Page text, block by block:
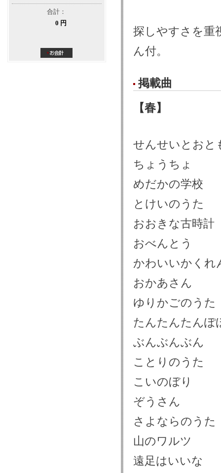
合計：
0 円
探しやすさを重
ん付。
掲載曲
【春】
せんせいとおと
ちょうちょ
めだかの学校
とけいのうた
おおきな古時計
おべんとう
かわいいかくれ
おかあさん
ゆりかごのうた
たんたんたんぽ
ぶんぶんぶん
ことりのうた
こいのぼり
ぞうさん
さよならのうた
山のワルツ
遠足はいいな